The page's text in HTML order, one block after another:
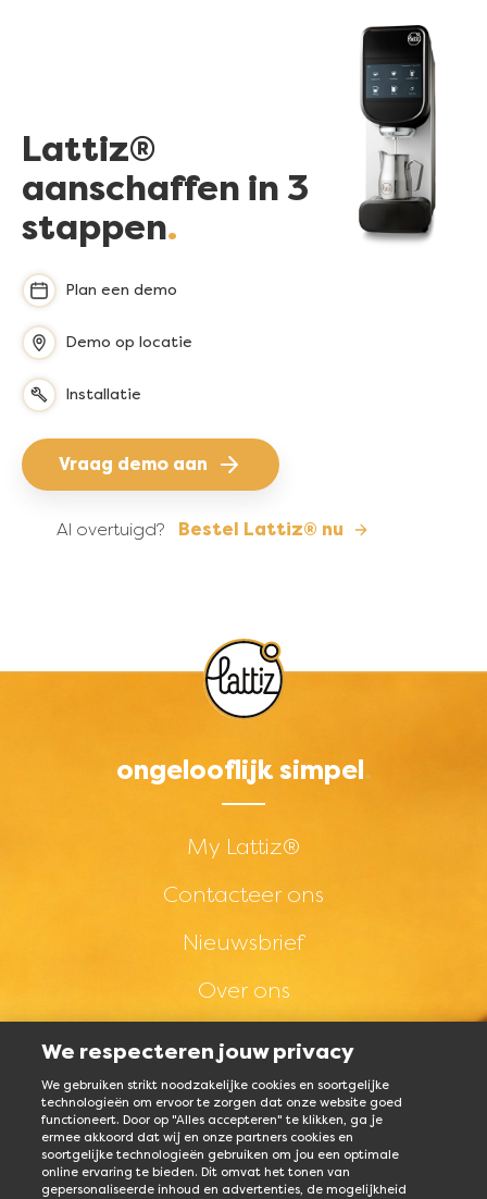
Lattiz®
aanschaffen in 3
stappen
Plan een demo
Demo op locatie
Installatie
Vraag demo aan
Al overtuigd? Bestel Lattiz® nu
ongelooflijk simpel
Footer menu - Short -
My Lattiz®
Contacteer ons
Nieuwsbrief
Over ons
Footer menu - Social -
Footer menu - Legal -
DISCLAIMER PRIVACYBELEID COOKIEBELEID
We respecteren jouw privacy
We gebruiken strikt noodzakelijke cookies en soortgelijke
technologieën om ervoor te zorgen dat onze website goed
functioneert. Door op "Alles accepteren" te klikken, ga je
ermee akkoord dat wij en onze partners cookies en
soortgelijke technologieën gebruiken om jou een optimale
online ervaring te bieden. Dit omvat het tonen van
gepersonaliseerde inhoud en advertenties, de mogelijkheid